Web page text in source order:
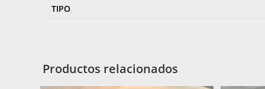
TIPO
Productos relacionados